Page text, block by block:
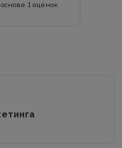
1 оценок